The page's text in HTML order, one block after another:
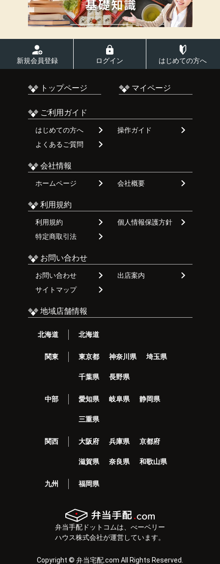
新規会員登録 ログイン はじめての方へ
トップページ マイページ
ご利用ガイド
はじめての方へ
操作ガイド
よくあるご質問
会社情報
ホームページ 会社概要
利用規約
利用規約
個人情報保護方針
特定商取引法
お問い合わせ
お問い合わせ
出店案内
サイトマップ
地域店舗情報
北海道 北海道
関東 東京都 神奈川県 埼玉県
千葉県 長野県
中部 愛知県 岐阜県 静岡県
三重県
関西 大阪府 兵庫県 京都府
滋賀県 奈良県 和歌山県
九州 福岡県
弁当手配ドットコムは、べーベリー
ハウス株式会社が運営しています。
Copyright © 弁当宅配.com All Rights Reserved.